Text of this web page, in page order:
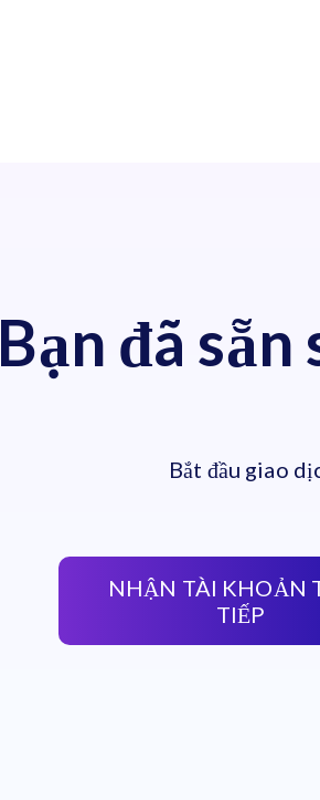
Bạn đã
Bắt đầu giao
NHẬN TÀI KHOẢN
TIẾP